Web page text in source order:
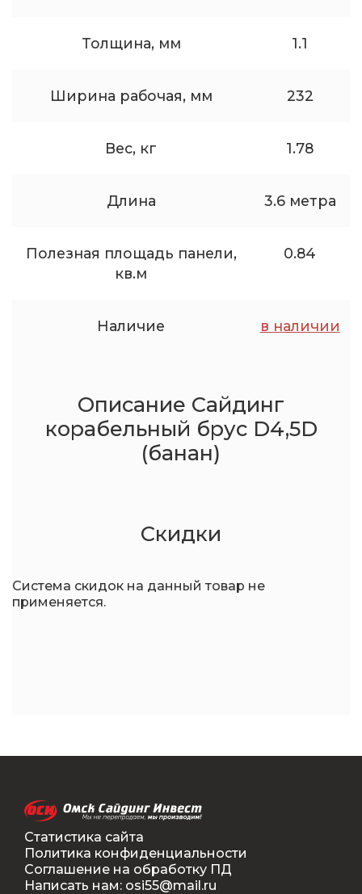
Толщина, мм 1.1
Ширина рабочая, мм 232
Вес, кг 1.78
Длина 3.6 метра
Полезная площадь панели,
кв.м
0.84
Наличие в наличии
Описание Сайдинг
корабельный брус D4,5D
(банан)
Скидки
Система скидок на данный товар не
применяется.
Статистика сайта
Политика конфиденциальности
Соглашение на обработку ПД
Написать нам: osi55@mail.ru